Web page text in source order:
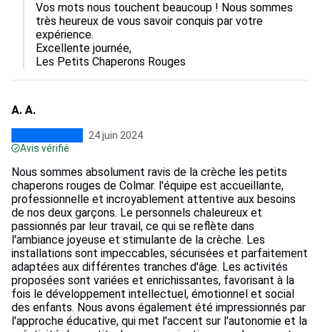
Vos mots nous touchent beaucoup ! Nous sommes
très heureux de vous savoir conquis par votre
expérience.
Excellente journée,
Les Petits Chaperons Rouges
A. A.
24 juin 2024
Avis vérifié
Nous sommes absolument ravis de la crèche les petits
chaperons rouges de Colmar. l'équipe est accueillante,
professionnelle et incroyablement attentive aux besoins
de nos deux garçons. Le personnels chaleureux et
passionnés par leur travail, ce qui se reflète dans
l'ambiance joyeuse et stimulante de la crèche. Les
installations sont impeccables, sécurisées et parfaitement
adaptées aux différentes tranches d'âge. Les activités
proposées sont variées et enrichissantes, favorisant à la
fois le développement intellectuel, émotionnel et social
des enfants. Nous avons également été impressionnés par
l'approche éducative, qui met l'accent sur l'autonomie et la